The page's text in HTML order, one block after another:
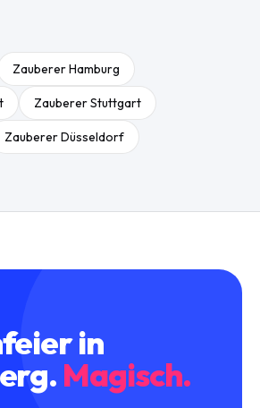
ZaubererHamburg
ZaubererStuttgart
ZaubererDüsseldorf
in
. Magisch.